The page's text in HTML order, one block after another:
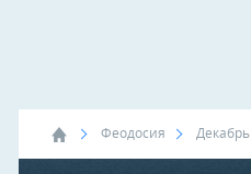
Феодосия Декабрь